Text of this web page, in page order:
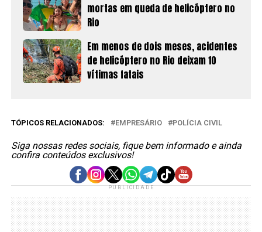
mortas em queda de helicóptero no
Rio
Em menos de dois meses, acidentes
de helicóptero no Rio deixam 10
vítimas fatais
TÓPICOS RELACIONADOS: EMPRESÁRIO POLÍCIA CIVIL
Siga nossas redes sociais, fique bem informado e ainda
confira conteúdos exclusivos!
PUBLICIDADE